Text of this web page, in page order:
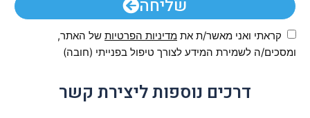
שליחה
קראתי ואני מאשר/ת את מדיניות הפרטיות של האתר,
ומסכים/ה לשמירת המידע לצורך טיפול בפנייתי (חובה)
דרכים נוספות ליצירת קשר